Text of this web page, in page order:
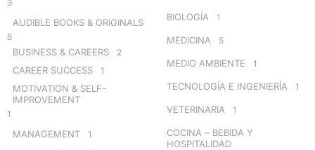
3
AUDIBLE BOOKS & ORIGINALS
6
BUSINESS & CAREERS 2
CAREER SUCCESS 1
MOTIVATION & SELF-
IMPROVEMENT
1
MANAGEMENT 1
BIOLOGÍA 1
MEDICINA 5
MEDIO AMBIENTE 1
TECNOLOGÍA E INGENIERÍA 1
VETERINARIA 1
COCINA – BEBIDA Y
HOSPITALIDAD